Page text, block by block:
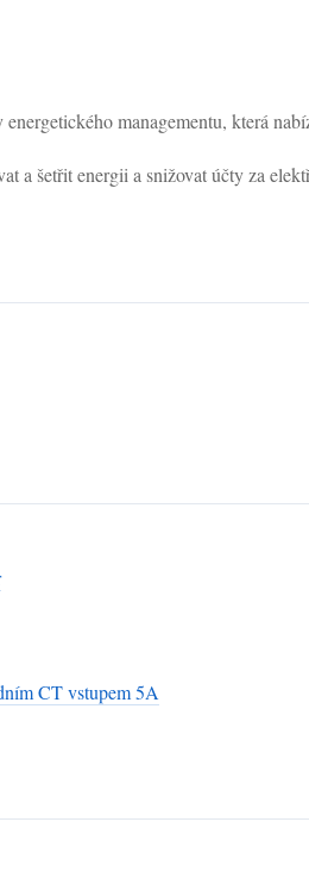
managementu, která
a šetřit energii a snižovat účty za
CT vstupem 5A